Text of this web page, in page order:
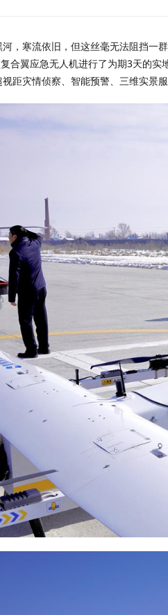
合翼应急无人机进行了为期3天的
距灾情侦察、智能预警、三维实景